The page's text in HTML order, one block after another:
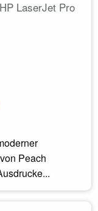
LaserJet Pro
Peach